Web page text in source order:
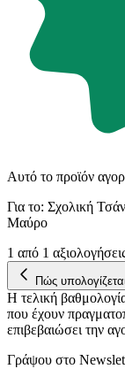
Αυτό το προϊόν
Για το: Σχολική
Μαύρο
1 από 1
Πώς
Η τελική
που έχουν
επιβεβαιώσει την
Γράψου στο